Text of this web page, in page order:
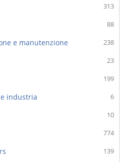
313
88
238
e manutenzione
23
199
6
industria
10
774
139